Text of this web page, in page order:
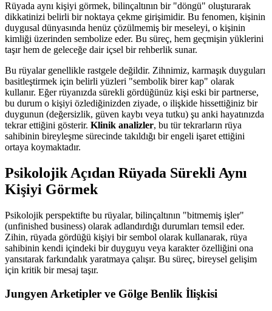
Rüyada aynı kişiyi görmek, bilinçaltının bir "döngü" oluşturarak
dikkatinizi belirli bir noktaya çekme girişimidir. Bu fenomen, kişinin
duygusal dünyasında henüz çözülmemiş bir meseleyi, o kişinin
kimliği üzerinden sembolize eder. Bu süreç, hem geçmişin yüklerini
taşır hem de geleceğe dair içsel bir rehberlik sunar.
Bu rüyalar genellikle rastgele değildir. Zihnimiz, karmaşık duyguları
basitleştirmek için belirli yüzleri "sembolik birer kap" olarak
kullanır. Eğer rüyanızda sürekli gördüğünüz kişi eski bir partnerse,
bu durum o kişiyi özlediğinizden ziyade, o ilişkide hissettiğiniz bir
duygunun (değersizlik, güven kaybı veya tutku) şu anki hayatınızda
tekrar ettiğini gösterir. Klinik analizler, bu tür tekrarların rüya
sahibinin bireyleşme sürecinde takıldığı bir engeli işaret ettiğini
ortaya koymaktadır.
Psikolojik Açıdan Rüyada Sürekli Aynı
Kişiyi Görmek
Psikolojik perspektifte bu rüyalar, bilinçaltının "bitmemiş işler"
(unfinished business) olarak adlandırdığı durumları temsil eder.
Zihin, rüyada gördüğü kişiyi bir sembol olarak kullanarak, rüya
sahibinin kendi içindeki bir duyguyu veya karakter özelliğini ona
yansıtarak farkındalık yaratmaya çalışır. Bu süreç, bireysel gelişim
için kritik bir mesaj taşır.
Jungyen Arketipler ve Gölge Benlik İlişkisi